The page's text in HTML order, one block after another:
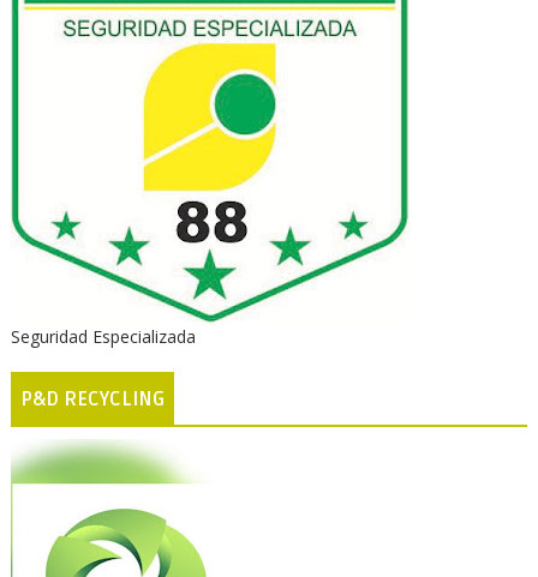
Seguridad Especializada
P&D RECYCLING